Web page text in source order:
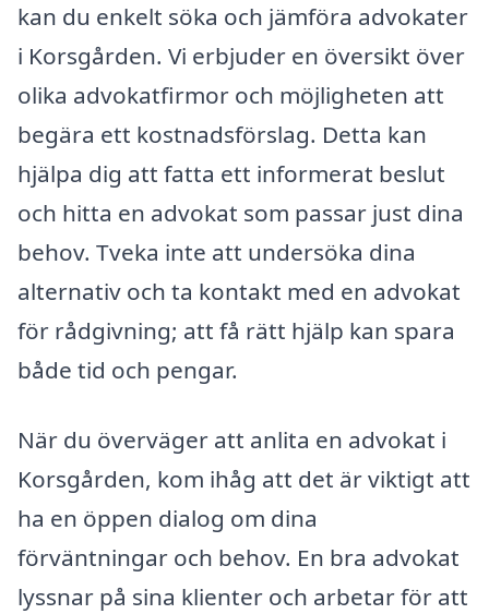
kan du enkelt söka och jämföra advokater
i Korsgården. Vi erbjuder en översikt över
olika advokatfirmor och möjligheten att
begära ett kostnadsförslag. Detta kan
hjälpa dig att fatta ett informerat beslut
och hitta en advokat som passar just dina
behov. Tveka inte att undersöka dina
alternativ och ta kontakt med en advokat
för rådgivning; att få rätt hjälp kan spara
både tid och pengar.
När du överväger att anlita en advokat i
Korsgården, kom ihåg att det är viktigt att
ha en öppen dialog om dina
förväntningar och behov. En bra advokat
lyssnar på sina klienter och arbetar för att